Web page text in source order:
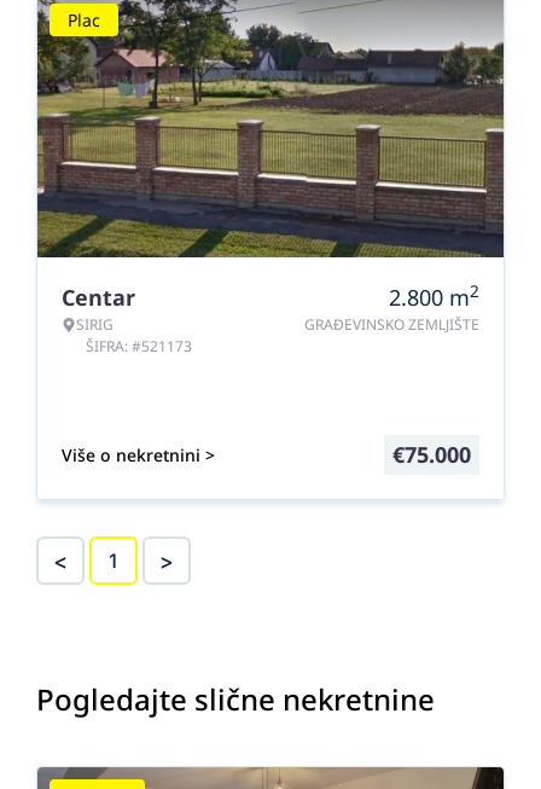
Plac
Centar
SIRIG
ŠIFRA: #521173
2.800 m2
GRAĐEVINSKO ZEMLJIŠTE
Više o nekretnini > €75.000
< 1 >
Pogledajte slične nekretnine